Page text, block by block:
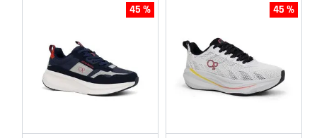
45 % 45 %